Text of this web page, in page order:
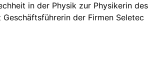
in der Physik zur Physikerin des
der Firmen Seletec